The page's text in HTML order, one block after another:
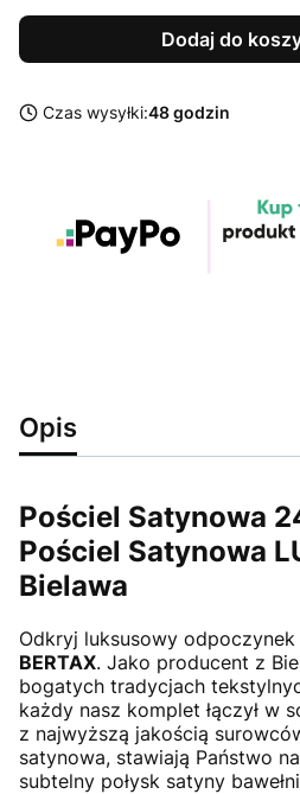
Dodaj do
Czas wysyłki:48 godzin
Opis
Pościel Satynowa
Pościel Satynowa
Bielawa
Odkryj luksusowy
BERTAX. Jako producent z
bogatych tradycjach
każdy nasz komplet łączył w
z najwyższą jakością
satynowa, stawiają Państwo
subtelny połysk satyny